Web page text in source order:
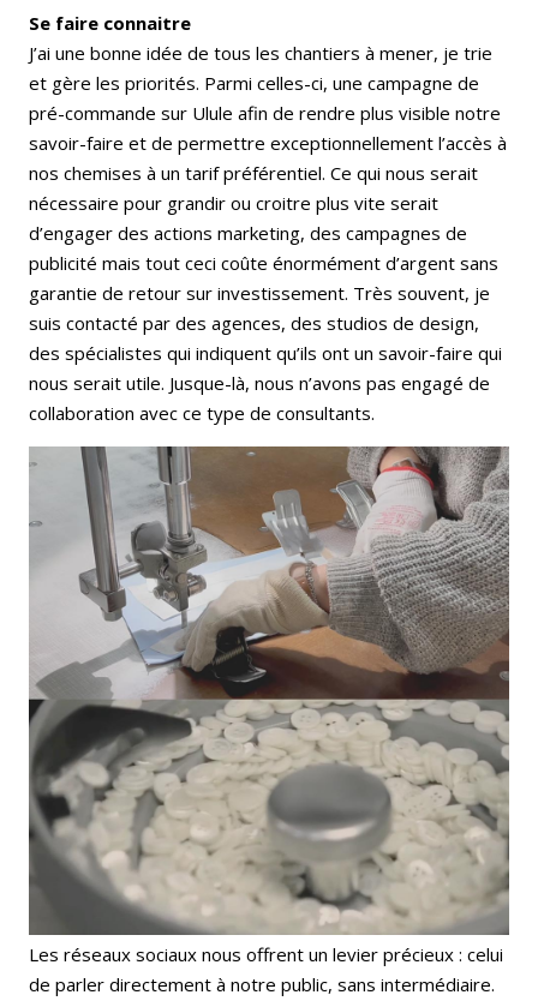
Se faire connaitre
J’ai une bonne idée de tous les chantiers à mener, je trie
et gère les priorités. Parmi celles-ci, une campagne de
pré-commande sur Ulule afin de rendre plus visible notre
savoir-faire et de permettre exceptionnellement l’accès à
nos chemises à un tarif préférentiel. Ce qui nous serait
nécessaire pour grandir ou croitre plus vite serait
d’engager des actions marketing, des campagnes de
publicité mais tout ceci coûte énormément d’argent sans
garantie de retour sur investissement. Très souvent, je
suis contacté par des agences, des studios de design,
des spécialistes qui indiquent qu’ils ont un savoir-faire qui
nous serait utile. Jusque-là, nous n’avons pas engagé de
collaboration avec ce type de consultants.
Les réseaux sociaux nous offrent un levier précieux : celui
de parler directement à notre public, sans intermédiaire.